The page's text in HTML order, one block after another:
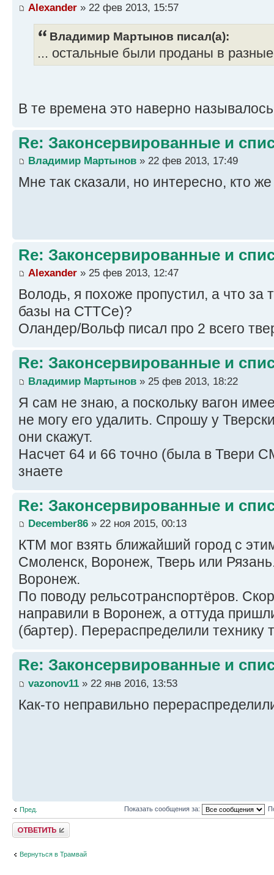
Alexander » 22 фев 2013, 15:57
Владимир Мартынов писал(а):
... остальные были проданы в разные
В те времена это наверно
Re: Законсервированные и
Владимир Мартынов » 22 фев 2013, 17:49
Мне так сказали, но интересно, кто
Re: Законсервированные и
Alexander » 25 фев 2013, 12:47
Володь, я похоже пропустил, а что за
базы на СТТСе)?
Оландер/Вольф писал про 2 всего
Re: Законсервированные и
Владимир Мартынов » 25 фев 2013, 18:22
Я сам не знаю, а поскольку вагон
не могу его удалить. Спрошу у
они скажут.
Насчет 64 и 66 точно (была в Твери
знаете
Re: Законсервированные и
December86 » 22 ноя 2015, 00:13
КТМ мог взять ближайший город с
Смоленск, Воронеж, Тверь или
Воронеж.
По поводу рельсотранспортёров.
направили в Воронеж, а оттуда
(бартер). Перераспределили технику
Re: Законсервированные и
vazonov11 » 22 янв 2016, 13:53
Как-то неправильно
Пред. Показать сообщения за:
Ответить
Вернуться в Трамвай